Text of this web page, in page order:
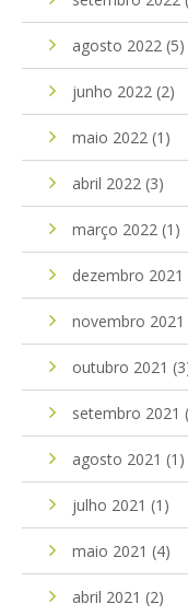
agosto 2022 (5)
junho 2022 (2)
maio 2022 (1)
abril 2022 (3)
março 2022 (1)
dezembro 2021
novembro 2021
outubro 2021
setembro 2021
agosto 2021 (1)
julho 2021 (1)
maio 2021 (4)
abril 2021 (2)